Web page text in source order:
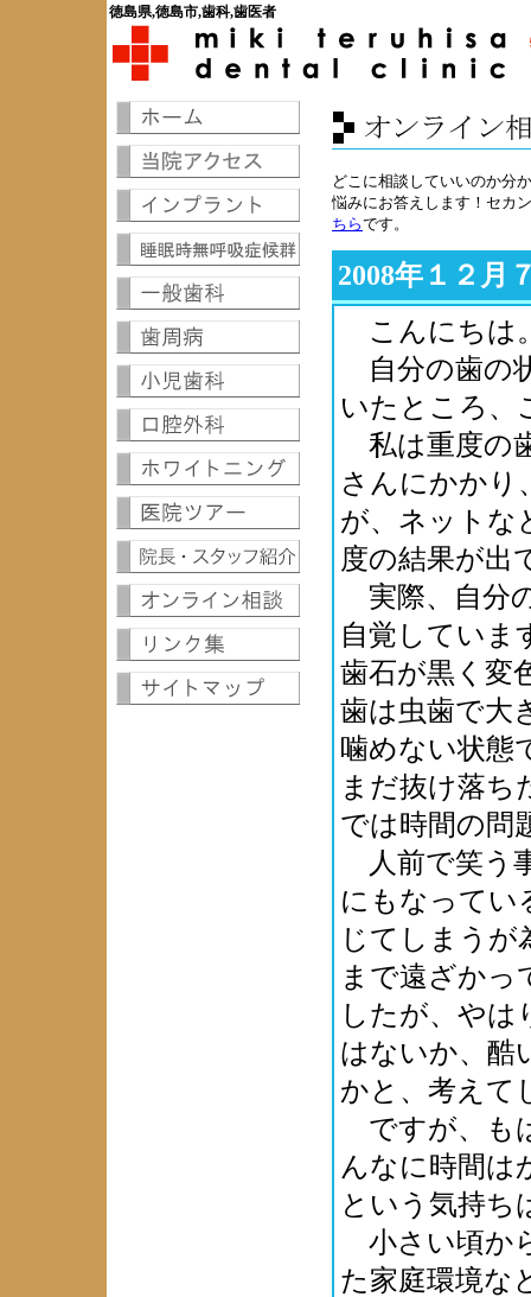
徳島県,徳島市,歯科,歯医者
どこに相談していいのか分
悩みにお答えします！セカ
ちらです。
2008年１２
こんにちは
自分の歯の
いたところ、
私は重度の
さんにかかり
が、ネットな
度の結果が出
実際、自分
自覚していま
歯石が黒く変
歯は虫歯で大
噛めない状態
まだ抜け落ち
では時間の問
人前で笑う
にもなってい
じてしまうが
まで遠ざかっ
したが、やは
はないか、酷
かと、考えて
ですが、も
んなに時間は
という気持ち
小さい頃か
た家庭環境な